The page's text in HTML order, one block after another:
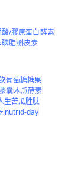
/膠原蛋白酵素
磷脂槲皮素
葡萄糖糖果
囊木瓜酵素
生苦瓜胜肽
nutrid-day